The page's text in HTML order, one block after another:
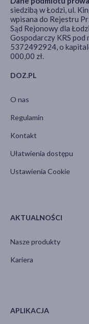
DOZ.PL
O nas
Regulamin
Kontakt
Ułatwienia dostępu
Ustawienia Cookie
AKTUALNOŚCI
Nasze produkty
Kariera
APLIKACJA
siedzibą w Łodzi, ul.
wpisana do Rejestru
Sąd Rejonowy dla
Gospodarczy KRS
5372492924, o
000,00 zł.